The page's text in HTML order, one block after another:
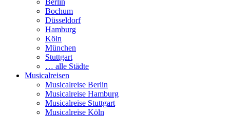
Berlin
Bochum
Düsseldorf
Hamburg
Köln
München
Stuttgart
… alle Städte
Musicalreisen
Musicalreise Berlin
Musicalreise Hamburg
Musicalreise Stuttgart
Musicalreise Köln